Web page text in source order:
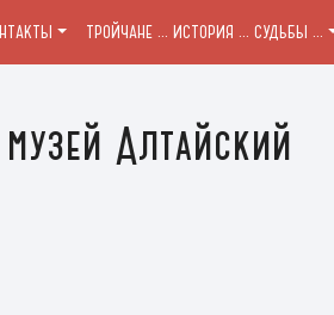
Алтайский
ТРОЙЧАНЕ ... ИСТОРИЯ ... СУДЬБЫ ...